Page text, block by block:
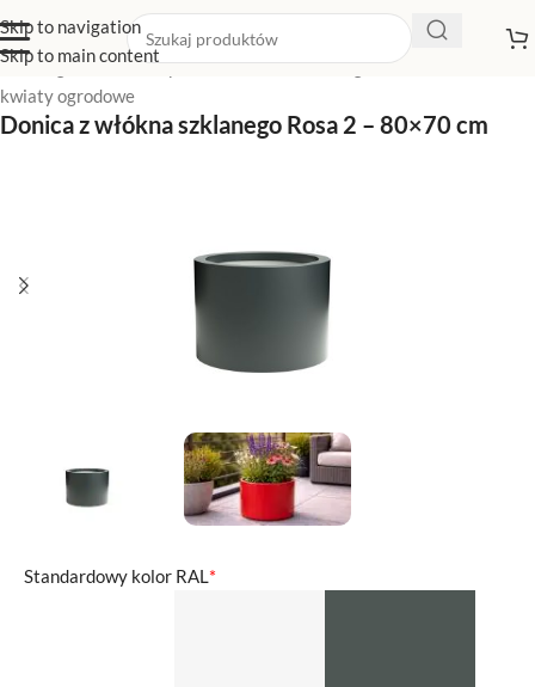
Skip to navigation
Skip to main content
Strona główna/Sklep z donicami/Donice ogrodowe
kwiaty ogrodowe
Donica z włókna szklanego Rosa 2 – 80×70 cm
*
Standardowy kolor RAL